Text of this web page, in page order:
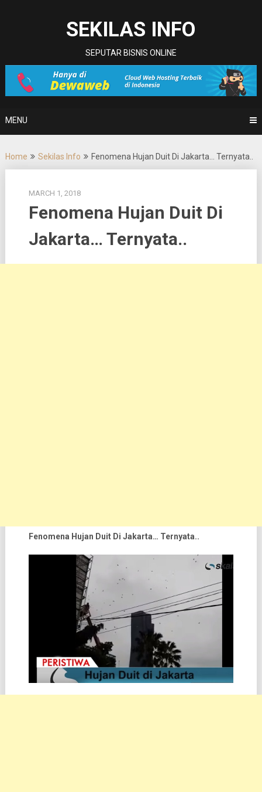
SEKILAS INFO
SEPUTAR BISNIS ONLINE
MENU
Home Sekilas Info Fenomena Hujan Duit Di Jakarta… Ternyata..
MARCH 1, 2018
Fenomena Hujan Duit Di
Jakarta… Ternyata..
Fenomena Hujan Duit Di Jakarta… Ternyata..